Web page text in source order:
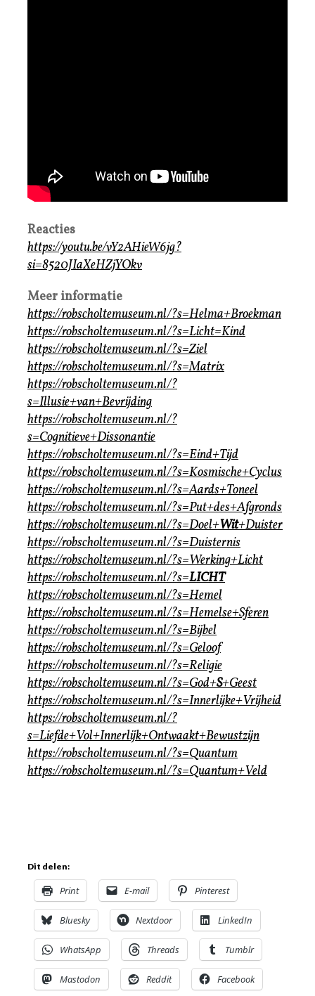
Reacties
https://youtu.be/vY2AHieW6jg?
si=8520JIaXeHZjYOkv
Meer informatie
https://robscholtemuseum.nl/?s=Helma+Broekman
https://robscholtemuseum.nl/?s=Licht=Kind
https://robscholtemuseum.nl/?s=Ziel
https://robscholtemuseum.nl/?s=Matrix
https://robscholtemuseum.nl/?
s=Illusie+van+Bevrijding
https://robscholtemuseum.nl/?
s=Cognitieve+Dissonantie
https://robscholtemuseum.nl/?s=Eind+Tijd
https://robscholtemuseum.nl/?s=Kosmische+Cyclus
https://robscholtemuseum.nl/?s=Aards+Toneel
https://robscholtemuseum.nl/?s=Put+des+Afgronds
https://robscholtemuseum.nl/?s=Doel+Wit+Duister
https://robscholtemuseum.nl/?s=Duisternis
https://robscholtemuseum.nl/?s=Werking+Licht
https://robscholtemuseum.nl/?s=LICHT
https://robscholtemuseum.nl/?s=Hemel
https://robscholtemuseum.nl/?s=Hemelse+Sferen
https://robscholtemuseum.nl/?s=Bijbel
https://robscholtemuseum.nl/?s=Geloof
https://robscholtemuseum.nl/?s=Religie
https://robscholtemuseum.nl/?s=God+S+Geest
https://robscholtemuseum.nl/?s=Innerlijke+Vrijheid
https://robscholtemuseum.nl/?
s=Liefde+Vol+Innerlijk+Ontwaakt+Bewustzijn
https://robscholtemuseum.nl/?s=Quantum
https://robscholtemuseum.nl/?s=Quantum+Veld
Dit delen:
Print E-mail Pinterest
Bluesky Nextdoor LinkedIn
WhatsApp Threads Tumblr
Mastodon Reddit Facebook